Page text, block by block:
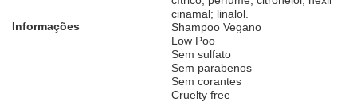
cinamal; linalol.
Informações
Shampoo Vegano
Low Poo
Sem sulfato
Sem parabenos
Sem corantes
Cruelty free